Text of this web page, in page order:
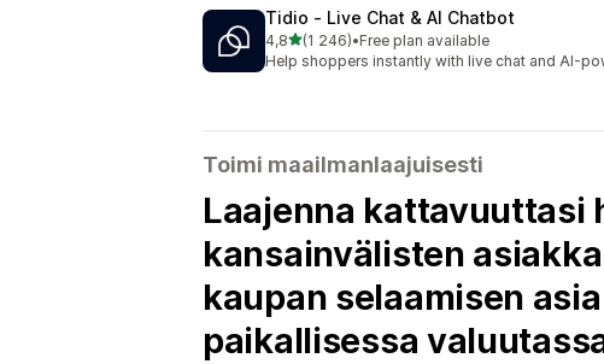
Tidio ‑ Live Chat & AI Chatbot
4,8/ 5 tähteä
(1 246)
1246 arvostelua yhteensä
•Free plan available
Help shoppers instantly with live chat and AI-
Toimi maailmanlaajuisesti
Laajenna kattavuuttasi
kansainvälisten
kaupan selaamisen
paikallisessa